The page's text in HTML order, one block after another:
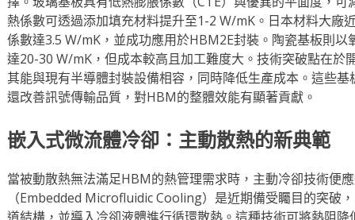
熱係數可透過添加填充材料提升至1-2 W/mK。日本材料大廠
係數達3.5 W/mK，並成功應用於HBM2E封裝。陶瓷基板則
達20-30 W/mK，但成本較高且加工難度大。技術突破點在於
其能與現有半導體封裝設備相容，同時降低生產成本。這些
還改善訊號傳輸品質，對HBM的整體效能有顯著貢獻。
嵌入式微流體冷卻：主動散熱的新典範
當被動散熱無法滿足HBM的熱管理需求時，主動冷卻技術便
（Embedded Microfluidic Cooling）是近期備受矚目的突破